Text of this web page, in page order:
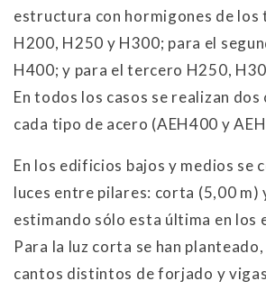
estructura con hormigones de los
H200, H250 y H300; para el
H400; y para el tercero H250,
En todos los casos se realizan dos
cada tipo de acero (AEH400 y
En los edificios bajos y medios se
luces entre pilares: corta (5,00 m)
estimando sólo esta última en los
Para la luz corta se han
cantos distintos de forjado y